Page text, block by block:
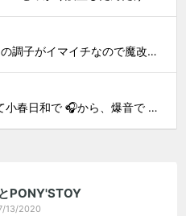
お店のACERモニターの調子がイマイチなので魔改造したiMacと入れ替え 外は豪雨、何処へも行かない火曜。 コツコツ作業スタートです!!! CHK!!! 何年かぶりにモニターを降ろした。 配線がぐちゃぐちゃ😂 要らないケーブルなど、使っていない部材などなど片付けて、拭き掃除w。...
天気がこれほど良くて小春日和で 🎧から、爆音で この曲しかない。 ループ・リピート再生。 CHK!!! ちなみに自分。 60歳になったら、この色でW114 乗っていたいですね。 罪と罰 PV このミュージック・ビデオ「罪と罰」は"自分のクルマを切る"というコ...
PONY'STOY
13/2020